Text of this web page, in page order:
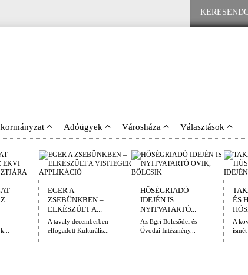
Adóügyek Városháza Választások
EGER A
ZSEBÜNKBEN –
ELKÉSZÜLT A...
A tavaly decemberben
elfogadott Kulturális...
HŐSÉGRIADÓ
IDEJÉN IS
NYITVATARTÓ...
Az Egri Bölcsődei és
Óvodai Intézmény...
ÉS
A
ismét